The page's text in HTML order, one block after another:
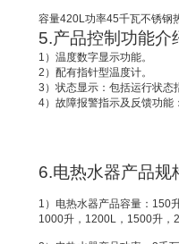
容量420L功率45千瓦不锈钢
5.产品控制功能介
1 ）温度数字显示功能。
2 ）配有指针型温度计。
3 ）状态显示：包括运行状
4）故障报警指示及反馈功
6.电热水器产品规
1 ）电热水器产品容量： 150
1000升 ， 1200L ， 1500升 ，